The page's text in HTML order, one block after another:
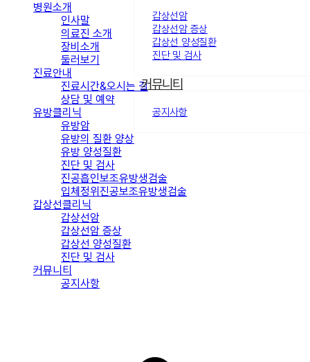
갑상선암
갑상선암 증상
갑상선 양성질환
진단 및 검사
커뮤니티
공지사항
병원소개
인사말
의료진 소개
장비소개
둘러보기
진료안내
진료시간&오시는 길
상담 및 예약
유방클리닉
유방암
유방의 질환 양상
유방 양성질환
진단 및 검사
진공흡인보조유방생검술
입체정위진공보조유방생검술
갑상선클리닉
갑상선암
갑상선암 증상
갑상선 양성질환
진단 및 검사
커뮤니티
공지사항